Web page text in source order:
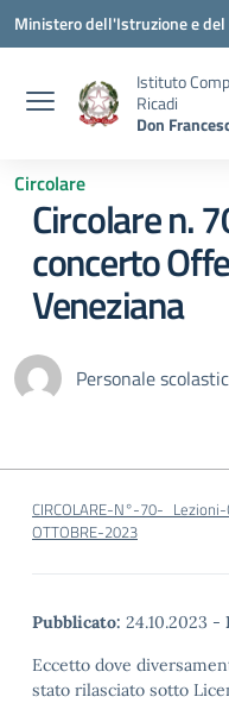
Vai ai contenuti
Vai al menu di navigazione
Vai al footer
Ministero dell'Istruzione e
Istituto
Ricadi
Don
Circolare
Circolare n.
concerto
Veneziana
Personale
CIRCOLARE-N°-70-
OTTOBRE-2023
Pubblicato: 24.10.2023 -
Eccetto dove
stato rilasciato sotto